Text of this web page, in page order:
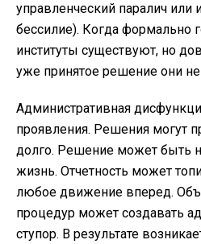
управленческий паралич или
бессилие). Когда формально
институты существуют, но
уже принятое решение они
Административная
проявления. Решения могут
долго. Решение может быть
жизнь. Отчетность может
любое движение вперед.
процедур может создавать
ступор. В результате